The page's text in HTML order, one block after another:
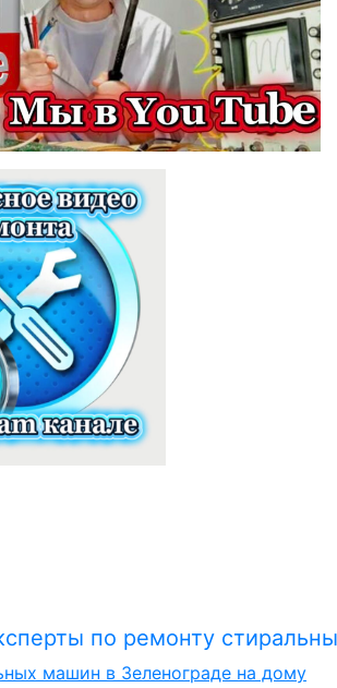
машин в Зеленограде на дому